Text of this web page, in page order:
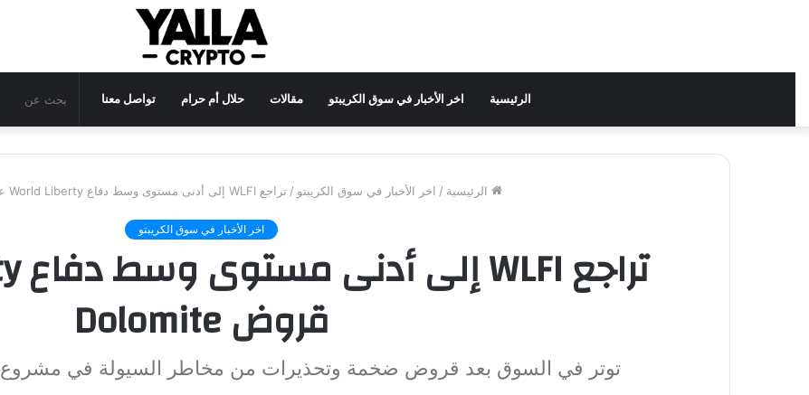
الرئيسية اخر الأخبار في سوق الكريبتو مقالات حلال أم حرام تواصل معنا
الرئيسية / اخر الأخبار في سوق الكريبتو / تراجع WLFI إلى أدنى مستوى وسط دفاع World Liberty عن قروض Dolomite
اخر الأخبار في سوق الكريبتو
قروض Dolomite
توتر في السوق بعد قروض ضخمة وتحذيرات من مخاطر السيولة في مشروع World Liberty Financial